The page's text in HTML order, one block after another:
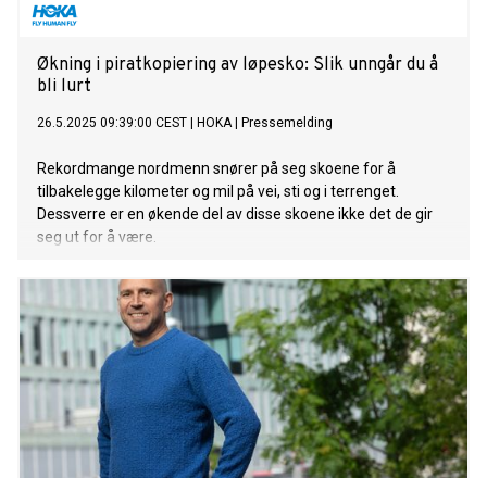
Økning i piratkopiering av løpesko: Slik unngår du å
bli lurt
26.5.2025 09:39:00 CEST HOKA| Pressemelding
Rekordmange nordmenn snører på seg skoene for å
tilbakelegge kilometer og mil på vei, sti og i terrenget.
Dessverre er en økende del av disse skoene ikke det de gir
seg ut for å være.